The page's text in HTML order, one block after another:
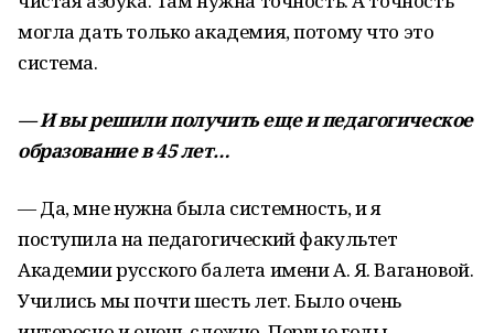
могла дать только академия, потому что это
система.
— И вы решили получить еще и педагогическое
образование в 45 лет…
— Да, мне нужна была системность, и я
поступила на педагогический факультет
Академии русского балета имени А. Я. Вагановой.
Учились мы почти шесть лет. Было очень